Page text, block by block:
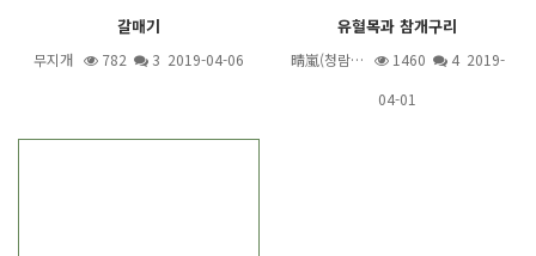
갈매기
무지개 782 3 2019-04-06
유혈목과 참개구리
晴嵐(청람… 1460 42019-
04-01